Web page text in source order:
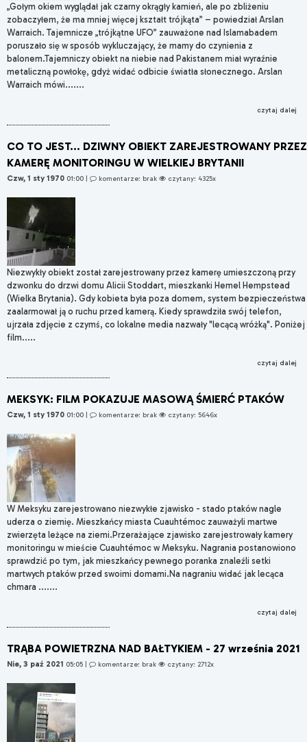
„Gołym okiem wyglądał jak czarny okrągły kamień, ale po zbliżeniu
zobaczyłem, że ma mniej więcej kształt trójkąta” – powiedział Arslan
Warraich. Tajemnicze „trójkątne UFO” zauważone nad Islamabadem
poruszało się w sposób wykluczający, że mamy do czynienia z
balonem.Tajemniczy obiekt na niebie nad Pakistanem miał wyraźnie
metaliczną powłokę, gdyż widać odbicie światła słonecznego. Arslan
Warraich mówi.......
czytaj dalej
CO TO JEST... DZIWNY OBIEKT ZAREJESTROWANY PRZEZ
KAMERĘ MONITORINGU W WIELKIEJ BRYTANII
Czw, 1 sty 1970 01:00 | komentarze: brak czytany: 4325x
Niezwykły obiekt został zarejestrowany przez kamerę umieszczoną przy
dzwonku do drzwi domu Alicii Stoddart, mieszkanki Hemel Hempstead
(Wielka Brytania). Gdy kobieta była poza domem, system bezpieczeństwa
zaalarmował ją o ruchu przed kamerą. Kiedy sprawdziła swój telefon,
ujrzała zdjęcie z czymś, co lokalne media nazwały "lecącą wróżką". Poniżej
film.....
czytaj dalej
MEKSYK: FILM POKAZUJE MASOWĄ ŚMIERĆ PTAKÓW
Czw, 1 sty 1970 01:00 komentarze: brak czytany: 5646x
W Meksyku zarejestrowano niezwykłe zjawisko - stado ptaków nagle
uderza o ziemię. Mieszkańcy miasta Cuauhtémoc zauważyli martwe
zwierzęta leżące na ziemi.Przerażające zjawisko zarejestrowały kamery
monitoringu w mieście Cuauhtémoc w Meksyku. Nagrania postanowiono
sprawdzić po tym, jak mieszkańcy pewnego poranka znaleźli setki
martwych ptaków przed swoimi domami.Na nagraniu widać jak lecąca
chmara .......
czytaj dalej
TRĄBA POWIETRZNA NAD BAŁTYKIEM - 27 września 2021
Nie, 3 paź 2021 05:05 komentarze: brak czytany: 2712x